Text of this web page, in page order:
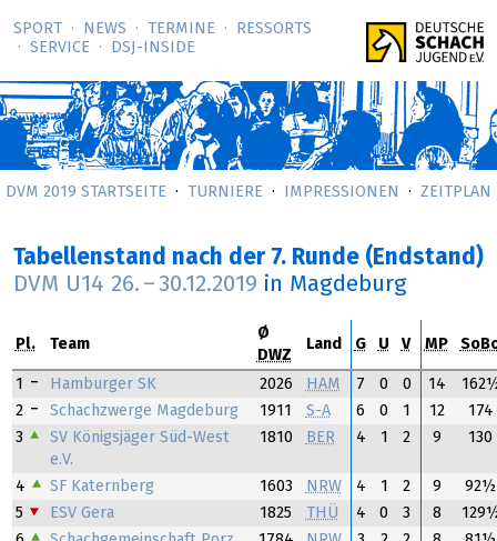
SPORT NEWS TERMINE
RESSORTS
SERVICE
DSJ-­INSIDE
DVM 2019 STARTSEITE TURNIERE IMPRESSIONEN ZEITPLAN
Tabellenstand nach der 7. Runde (Endstand)
DVM U14 26. – 30.12.2019 in Magdeburg
Pl. Team
Ø
DWZ
Land G U V MP
1 Hamburger SK 2026 HAM 7 0 0 14
2
Schachzwerge Magdeburg 1911 S-A 6 0 1 12
174
3
SV Königsjäger Süd-West
e.V.
1810 BER 4 1 2 9 130
4 SF Katernberg 1603 NRW 4 1 2 9
92½
5
ESV Gera 1825 THÜ 4 0 3 8